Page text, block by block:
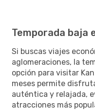
Temporada baja
Si buscas viajes
aglomeraciones, la
opción para visitar
meses permite
auténtica y relajada,
atracciones más